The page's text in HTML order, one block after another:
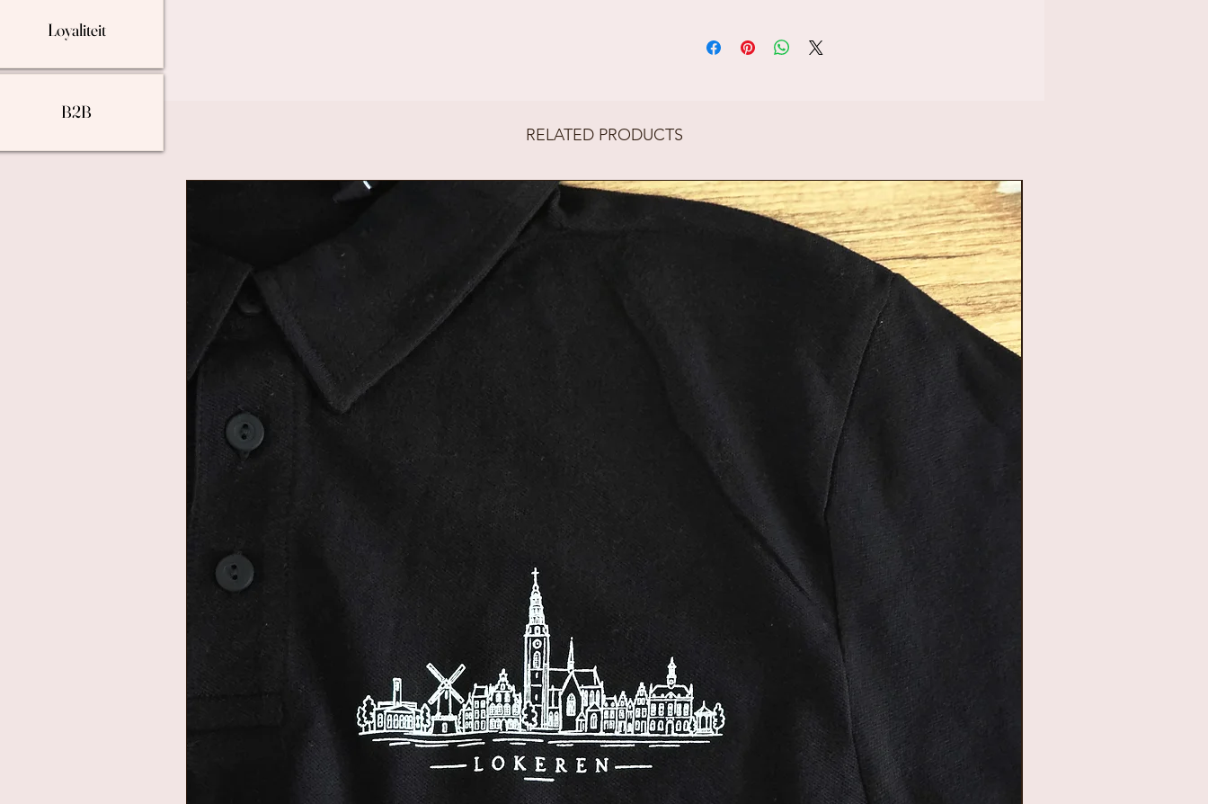
Deze prachtige ronde dozen zijn
zomaar bloemen. Het zijn unieke,
handgemaakte zeepbloemen.
Voeg één of twee bloemen toe aan
een warm bad en ze zullen voor je
ogen oplossen. Tip: als je de
bloemblaadjes apart in het water
legt, smelten ze beter weg. Zo kan
je genieten van kleurrijk water. Je
kan ze ook gebruiken in een
voetenbad. De bloemetjes zijn
licht geparfumeerd. De geur is dus
niet intens.
Het boeket kan ook gebruikt
worden als decoratie. Als de
bloemetjes niet in contact komen
met water, blijven ze jaren mooi.
RELATED PRODUCTS
Loyaliteit
B2B